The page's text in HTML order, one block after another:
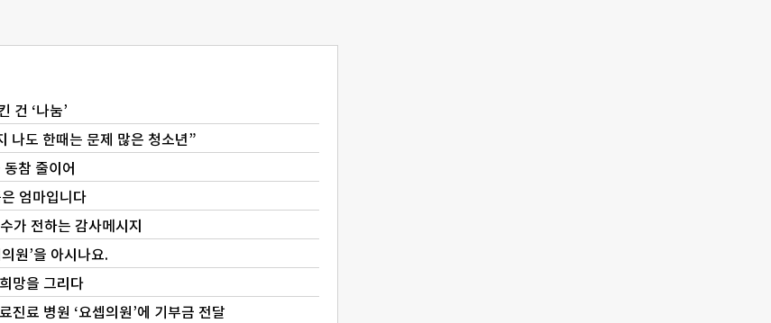
건 ‘나눔’
나도 한때는 문제 많은 청소년”
참 줄이어
엄마입니다
가 전하는 감사메시지
원’을 아시나요.
망을 그리다
료 병원 ‘요셉의원’에 기부금 전달